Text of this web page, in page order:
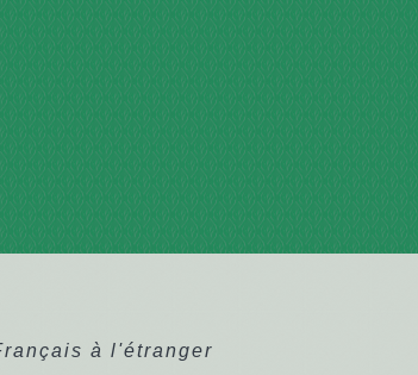
à l'étranger